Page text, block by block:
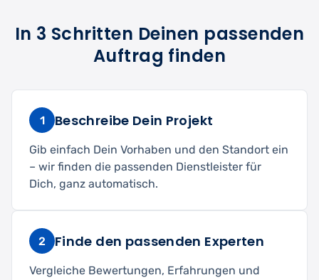
In 3 Schritten Deinen passenden
Auftrag finden
1 Beschreibe Dein Projekt
Gib einfach Dein Vorhaben und den Standort ein
– wir finden die passenden Dienstleister für
Dich, ganz automatisch.
2 Finde den passenden Experten
Vergleiche Bewertungen, Erfahrungen und